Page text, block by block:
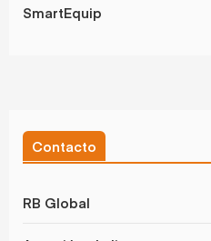
SmartEquip
Contacto
RB Global